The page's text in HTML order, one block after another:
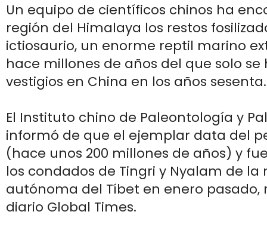
Un equipo de científicos chinos ha
región del Himalaya los restos
ictiosaurio, un enorme reptil marino
hace millones de años del que solo
vestigios en China en los años sesenta.
El Instituto chino de Paleontología y
informó de que el ejemplar data del
(hace unos 200 millones de años) y
los condados de Tingri y Nyalam de la
autónoma del Tíbet en enero pasado,
diario Global Times.